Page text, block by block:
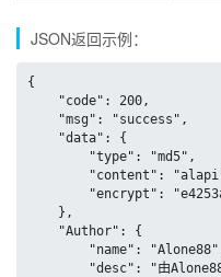
JSON返回示例：
{